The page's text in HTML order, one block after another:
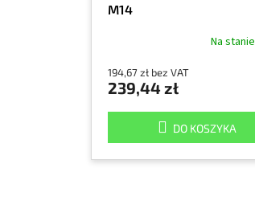
M14
Na stanie
194,67 zł bez VAT
239,44 zł
DO KOSZYKA